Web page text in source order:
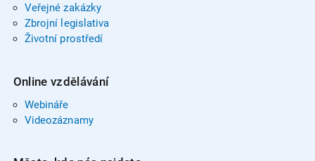
Veřejné zakázky
Zbrojní legislativa
Životní prostředí
Online vzdělávání
Webináře
Videozáznamy